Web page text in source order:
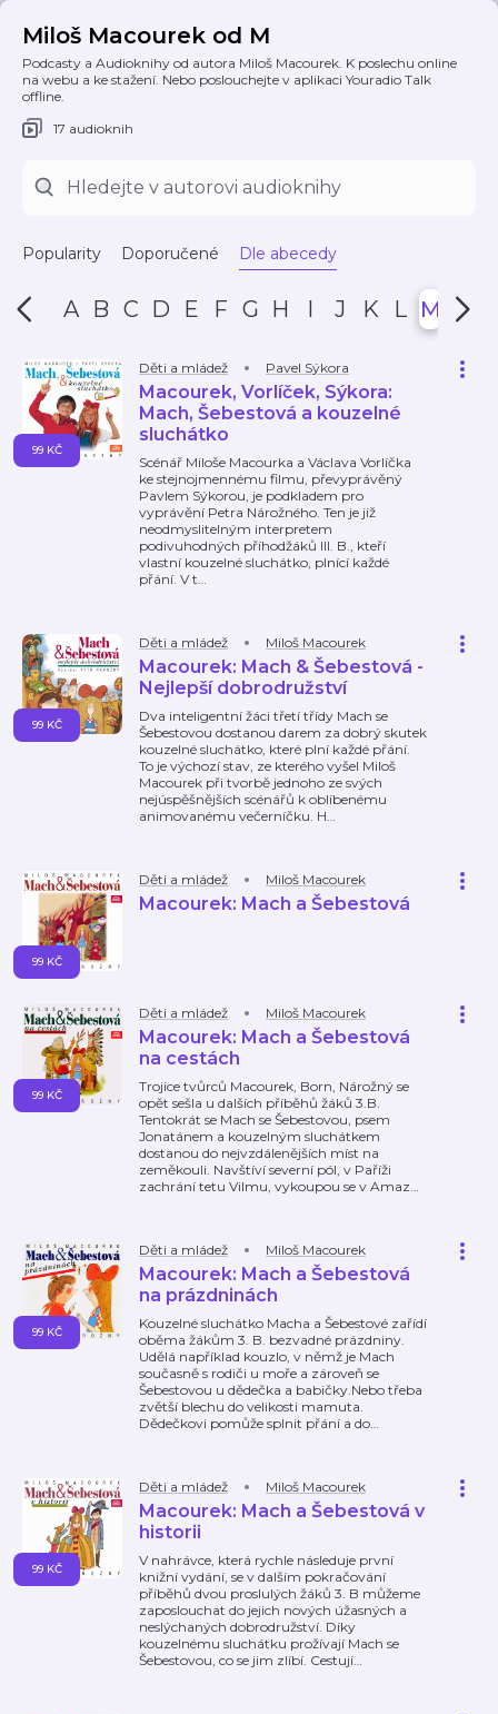
Miloš Macourek od M
Podcasty a Audioknihy od autora Miloš Macourek. K poslechu online
na webu a ke stažení. Nebo poslouchejte v aplikaci Youradio Talk
offline.
17 audioknih
Popularity Doporučené Dle abecedy
A B C D E F G H I J K L M N
Děti a mládež Pavel Sýkora
Macourek, Vorlíček, Sýkora:
Mach, Šebestová a kouzelné
sluchátko
Scénář Miloše Macourka a Václava Vorlíčka
ke stejnojmennému filmu, převyprávěný
Pavlem Sýkorou, je podkladem pro
vyprávění Petra Nárožného. Ten je již
neodmyslitelným interpretem
podivuhodných příhodžáků III. B., kteří
vlastní kouzelné sluchátko, plnící každé
přání. V t…
99 KČ
Děti a mládež Miloš Macourek
Macourek: Mach & Šebestová -
Nejlepší dobrodružství
Dva inteligentní žáci třetí třídy Mach se
Šebestovou dostanou darem za dobrý skutek
kouzelné sluchátko, které plní každé přání.
To je výchozí stav, ze kterého vyšel Miloš
Macourek při tvorbě jednoho ze svých
nejúspěšnějších scénářů k oblíbenému
animovanému večerníčku. H…
99 KČ
Děti a mládež Miloš Macourek
Macourek: Mach a Šebestová
99 KČ
Děti a mládež Miloš Macourek
Macourek: Mach a Šebestová
na cestách
Trojice tvůrců Macourek, Born, Nárožný se
opět sešla u dalších příběhů žáků 3.B.
Tentokrát se Mach se Šebestovou, psem
Jonatánem a kouzelným sluchátkem
dostanou do nejvzdálenějších míst na
zeměkouli. Navštíví severní pól, v Paříži
zachrání tetu Vilmu, vykoupou se v Amaz…
99 KČ
Děti a mládež Miloš Macourek
Macourek: Mach a Šebestová
na prázdninách
Kouzelné sluchátko Macha a Šebestové zařídí
oběma žákům 3. B. bezvadné prázdniny.
Udělá například kouzlo, v němž je Mach
současně s rodiči u moře a zároveň se
Šebestovou u dědečka a babičky.Nebo třeba
zvětší blechu do velikosti mamuta.
Dědečkovi pomůže splnit přání a do…
99 KČ
Děti a mládež Miloš Macourek
Macourek: Mach a Šebestová v
historii
V nahrávce, která rychle následuje první
knižní vydání, se v dalším pokračování
příběhů dvou proslulých žáků 3. B můžeme
zaposlouchat do jejich nových úžasných a
neslýchaných dobrodružství. Díky
kouzelnému sluchátku prožívají Mach se
Šebestovou, co se jim zlíbí. Cestují…
99 KČ